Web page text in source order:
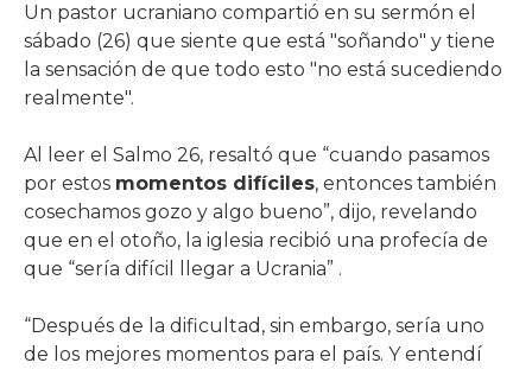
Un pastor ucraniano compartió en su sermón el
sábado (26) que siente que está "soñando" y tiene
la sensación de que todo esto "no está sucediendo
realmente".
Al leer el Salmo 26, resaltó que “cuando pasamos
por estos momentos difíciles, entonces también
cosechamos gozo y algo bueno”, dijo, revelando
que en el otoño, la iglesia recibió una profecía de
que “sería difícil llegar a Ucrania” .
“Después de la dificultad, sin embargo, sería uno
de los mejores momentos para el país. Y entendí